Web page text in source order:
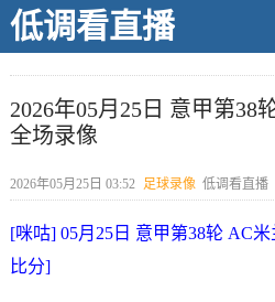
低调看直播
2026年05月25日 意甲第38
全场录像
2026年05月25日 03:52 足球录像 低调看直播
[咪咕] 05月25日 意甲第38轮 AC
比分]